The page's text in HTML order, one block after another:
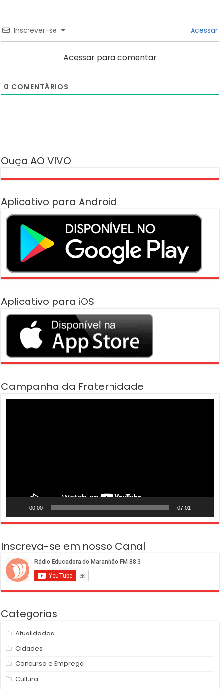
Inscrever-se Acessar
Acessar para comentar
0 COMENTÁRIOS
Ouça AO VIVO
Aplicativo para Android
Aplicativo para iOS
Campanha da Fraternidade
00:00 07:01
Inscreva-se em nosso Canal
Categorias
Atualidades
Cidades
Concurso e Emprego
Cultura